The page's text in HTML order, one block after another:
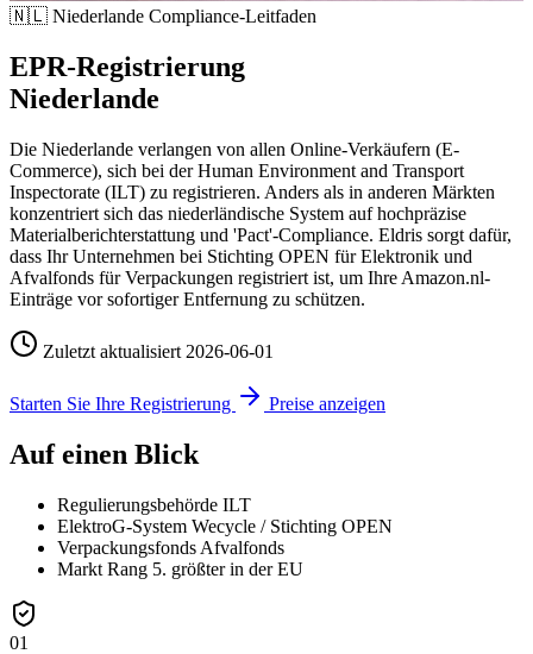
🇳🇱 Niederlande Compliance-Leitfaden
EPR-Registrierung
Niederlande
Die Niederlande verlangen von allen Online-Verkäufern (E-
Commerce), sich bei der Human Environment and Transport
Inspectorate (ILT) zu registrieren. Anders als in anderen Märkten
konzentriert sich das niederländische System auf hochpräzise
Materialberichterstattung und 'Pact'-Compliance. Eldris sorgt dafür,
dass Ihr Unternehmen bei Stichting OPEN für Elektronik und
Afvalfonds für Verpackungen registriert ist, um Ihre Amazon.nl-
Einträge vor sofortiger Entfernung zu schützen.
Zuletzt aktualisiert 2026-06-01
Starten Sie Ihre Registrierung Preise anzeigen
Auf einen Blick
Regulierungsbehörde ILT
ElektroG-System Wecycle / Stichting OPEN
Verpackungsfonds Afvalfonds
Markt Rang 5. größter in der EU
01